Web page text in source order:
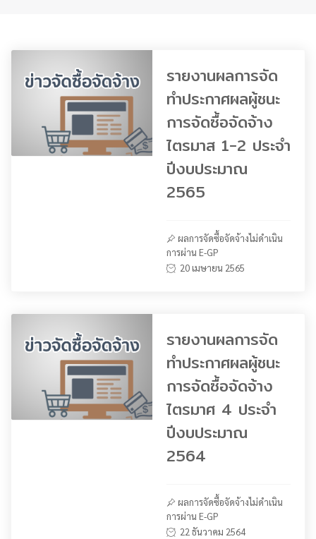
รายงานผลการจัด
ทำประกาศผลผู้ชนะ
การจัดซื้อจัดจ้าง
ไตรมาส 1-2 ประจำ
ปีงบประมาณ
2565
ผลการจัดซื้อจัดจ้างไม่ดำเนิน
การผ่าน E-GP
20 เมษายน 2565
รายงานผลการจัด
ทำประกาศผลผู้ชนะ
การจัดซื้อจัดจ้าง
ไตรมาศ 4 ประจำ
ปีงบประมาณ
2564
ผลการจัดซื้อจัดจ้างไม่ดำเนิน
การผ่าน E-GP
22 ธันวาคม 2564